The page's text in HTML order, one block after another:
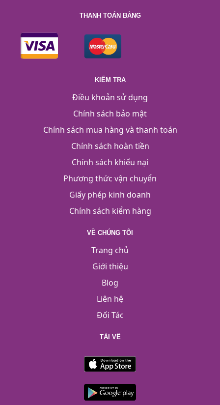
THANH TOÁN BẰNG
KIỂM TRA
Điều khoản sử dụng
Chính sách bảo mật
Chính sách mua hàng và thanh toán
Chính sách hoàn tiền
Chính sách khiếu nại
Phương thức vận chuyển
Giấy phép kinh doanh
Chính sách kiểm hàng
VỀ CHÚNG TÔI
Trang chủ
Giới thiệu
Blog
Liên hệ
Đối Tác
TẢI VỀ